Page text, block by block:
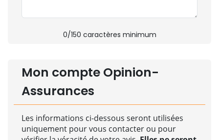
0/150 caractères minimum
Mon compte Opinion-
Assurances
Les informations ci-dessous seront utilisées
uniquement pour vous contacter ou pour